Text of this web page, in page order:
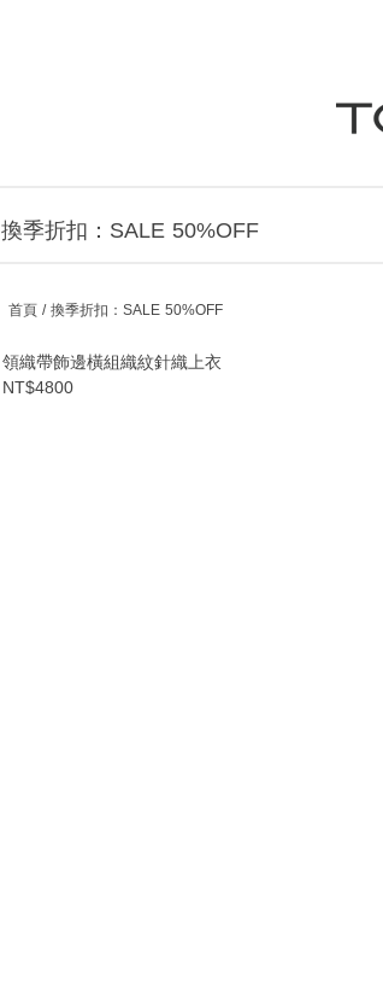
換季折扣：SALE 50%OFF
首頁 / 換季折扣：SALE 50%OFF
領織帶飾邊橫組織紋針織上衣
NT$4800